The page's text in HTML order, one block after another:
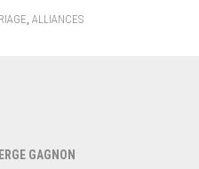
ALLIANCES
GAGNON